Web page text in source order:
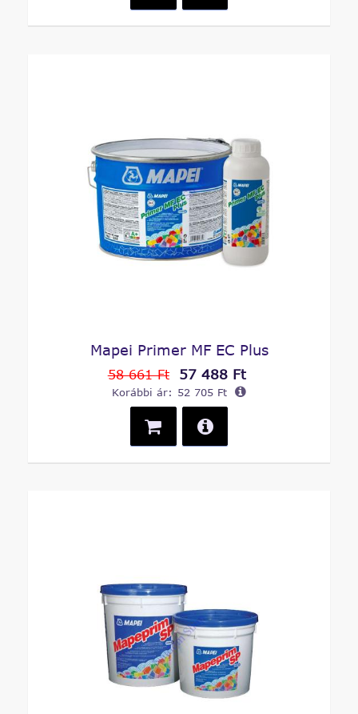
Mapei Primer MF EC Plus
58 661 Ft 57 488 Ft
Korábbi ár: 52 705 Ft